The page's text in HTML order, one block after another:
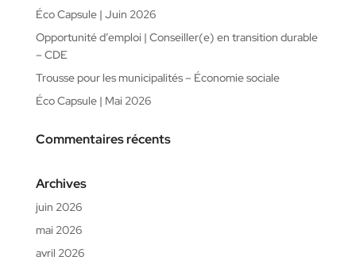
Éco Capsule | Juin 2026
Opportunité d’emploi | Conseiller(e) en transition durable
– CDE
Trousse pour les municipalités – Économie sociale
Éco Capsule | Mai 2026
Commentaires récents
Archives
juin 2026
mai 2026
avril 2026